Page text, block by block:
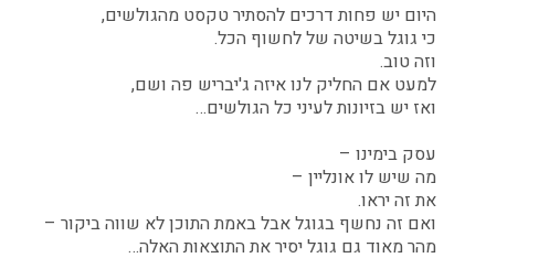
היום יש פחות דרכים להסתיר טקסט מהגולשים,
כי גוגל בשיטה של לחשוף הכל.
וזה טוב.
למעט אם החליק לנו איזה ג'יבריש פה ושם,
ואז יש בזיונות לעיני כל הגולשים…
עסק בימינו –
מה שיש לו אונליין –
את זה יראו.
ואם זה נחשף בגוגל אבל באמת התוכן לא שווה ביקור –
מהר מאוד גם גוגל יסיר את התוצאות האלה…